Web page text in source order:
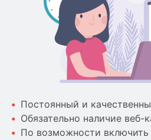
Постоянный и
Обязательно наличие веб-
По возможности включить